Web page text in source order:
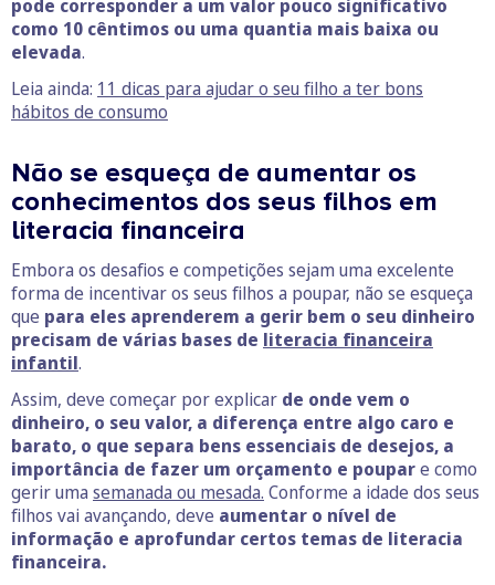
pode corresponder a um valor pouco significativo
como 10 cêntimos ou uma quantia mais baixa ou
elevada.
Leia ainda: 11 dicas para ajudar o seu filho a ter bons
hábitos de consumo
Não se esqueça de aumentar os
conhecimentos dos seus filhos em
literacia financeira
Embora os desafios e competições sejam uma excelente
forma de incentivar os seus filhos a poupar, não se esqueça
que para eles aprenderem a gerir bem o seu dinheiro
precisam de várias bases de literacia financeira
infantil.
Assim, deve começar por explicar de onde vem o
dinheiro, o seu valor, a diferença entre algo caro e
barato, o que separa bens essenciais de desejos, a
importância de fazer um orçamento e poupare como
gerir uma semanada ou mesada. Conforme a idade dos seus
filhos vai avançando, deve aumentar o nível de
informação e aprofundar certos temas de literacia
financeira.